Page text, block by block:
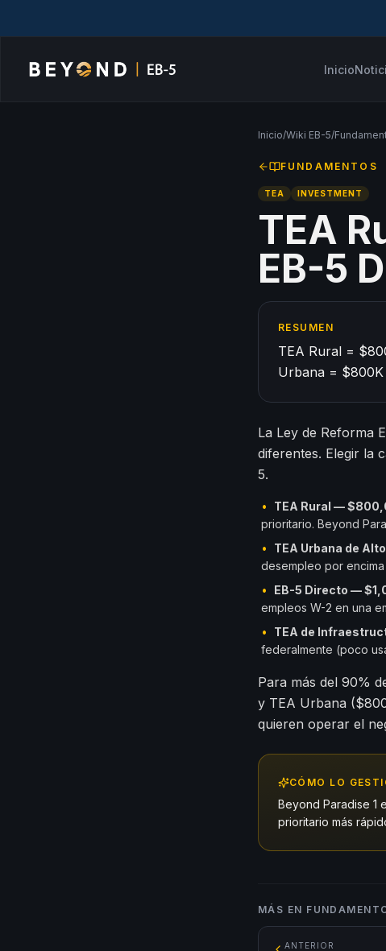
Inicio
Inicio/Wiki EB-5/
FUNDAMENTOS
TEA INVESTMENT
TEA
EB-5
RESUMEN
TEA Rural =
Urbana = $800K
La Ley de Reforma
diferentes. Elegir la
5.
• TEA Rural —
prioritario. Beyond
•
TEA Urbana de
desempleo por
•
EB-5 Directo —
empleos W-2 en una
•
TEA de
federalmente (poco
Para más del 90%
y TEA Urbana
quieren operar el
CÓMO LO
Beyond Paradise 1
prioritario más
MÁS EN
ANTERIOR